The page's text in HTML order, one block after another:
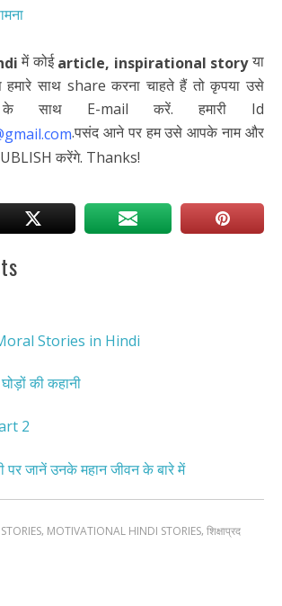
में कोईarticle, inspirational storyया
हमारे साथ share करना चाहते हैं तो कृपया उसे
के साथ E-mail करें. हमारी Id
.पसंद आने पर हम उसे आपके नाम और
करेंगे. Thanks!
Moral Stories in Hindi
की कहानी
2
पर जानें उनके महान जीवन के बारे में
, MOTIVATIONAL HINDI STORIES, शिक्षाप्रद